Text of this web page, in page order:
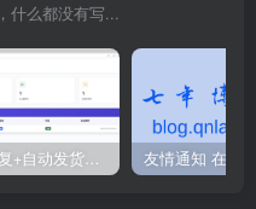
什么都没有写...
智能回复+自动发货：免费开源的闲鱼神器！